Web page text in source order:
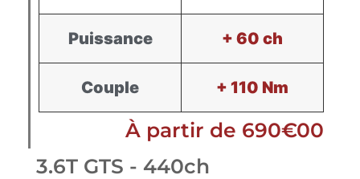
Puissance + 60 ch
Couple + 110 Nm
À partir de 690€00
3.6T GTS - 440ch